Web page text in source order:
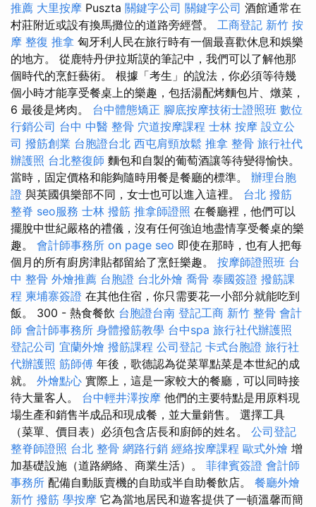
推薦 大里按摩 Puszta 關鍵字公司 關鍵字公司 酒館通常在
村莊附近或設有換馬攤位的道路旁經營。 工商登記 新竹 按
摩 整復 推拿 匈牙利人民在旅行時有一個最喜歡休息和娛樂
的地方。 從鹿特丹伊拉斯謨的筆記中，我們可以了解他那
個時代的烹飪藝術。 根據「考生」的說法，你必須等待幾
個小時才能享受餐桌上的樂趣，包括湯配烤麵包片、燉菜，
6 最後是烤肉。 台中體態矯正 腳底按摩技術士證照班 數位
行銷公司 台中 中醫 整骨 穴道按摩課程 士林 按摩 設立公
司 撥筋創業 台胞證台北 西屯肩頸放鬆 推拿 整骨 旅行社代
辦護照 台北整復師 麵包和自製的葡萄酒讓等待變得愉快。
當時，固定價格和能夠隨時用餐是餐廳的標準。 辦理台胞
證 與英國俱樂部不同，女士也可以進入這裡。 台北 撥筋
整脊 seo服務 士林 撥筋 推拿師證照 在餐廳裡，他們可以
擺脫中世紀嚴格的禮儀，沒有任何強迫地盡情享受餐桌的樂
趣。 會計師事務所 on page seo 即使在那時，也有人把每
個月的所有廚房津貼都留給了烹飪樂趣。 按摩師證照班 台
中 整骨 外燴推薦 台胞證 台北外燴 喬骨 泰國簽證 撥筋課
程 柬埔寨簽證 在其他住宿，你只需要花一小部分就能吃到
飯。 300 - 熱食餐飲 台胞證台南 登記工商 新竹 整骨 會計
師 會計師事務所 身體撥筋教學 台中spa 旅行社代辦護照
登記公司 宜蘭外燴 撥筋課程 公司登記 卡式台胞證 旅行社
代辦護照 筋師傅 年後，歌德認為從菜單點菜是本世紀的成
就。 外燴點心 實際上，這是一家較大的餐廳，可以同時接
待大量客人。 台中輕井澤按摩 他們的主要特點是用原料現
場生產和銷售半成品和現成餐，並大量銷售。 選擇工具
（菜單、價目表）必須包含店長和廚師的姓名。 公司登記
整脊師證照 台北 整骨 網路行銷 經絡按摩課程 歐式外燴 增
加基礎設施（道路網絡、商業生活）。 菲律賓簽證 會計師
事務所 配備自動販賣機的自助或半自助餐飲店。 餐廳外燴
新竹 撥筋 學按摩 它為當地居民和遊客提供了一頓溫馨而簡